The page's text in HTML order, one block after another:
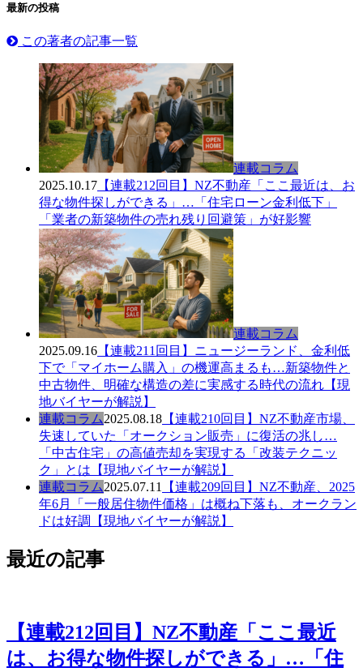
最新の投稿
この著者の記事一覧
連載コラム
2025.10.17 【連載212回目】NZ不動産「ここ最近は、お
得な物件探しができる」…「住宅ローン金利低下」
「業者の新築物件の売れ残り回避策」が好影響
連載コラム
2025.09.16 【連載211回目】ニュージーランド、金利低
下で「マイホーム購入」の機運高まるも…新築物件と
中古物件、明確な構造の差に実感する時代の流れ【現
地バイヤーが解説】
連載コラム2025.08.18 【連載210回目】NZ不動産市場、
失速していた「オークション販売」に復活の兆し…
「中古住宅」の高値売却を実現する「改装テクニッ
ク」とは【現地バイヤーが解説】
連載コラム2025.07.11
【連載209回目】NZ不動産、2025
年6月「一般居住物件価格」は概ね下落も、オークラン
ドは好調【現地バイヤーが解説】
最近の記事
【連載212回目】NZ不動産「ここ最近
は、お得な物件探しができる」…「住